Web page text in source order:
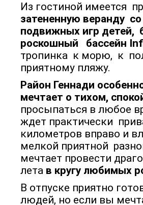
Из гостиной имеется
затененную веранду
подвижных игр детей,
роскошный бассейн Ι
тропинка к морю, к
приятному пляжу.
Район Геннади
мечтает о тихом,
просыпаться в любое
ждет практически
километров вправо и
мелкой приятной
мечтает провести
лета в кругу любимых
В отпуске приятно
людей, но если вы